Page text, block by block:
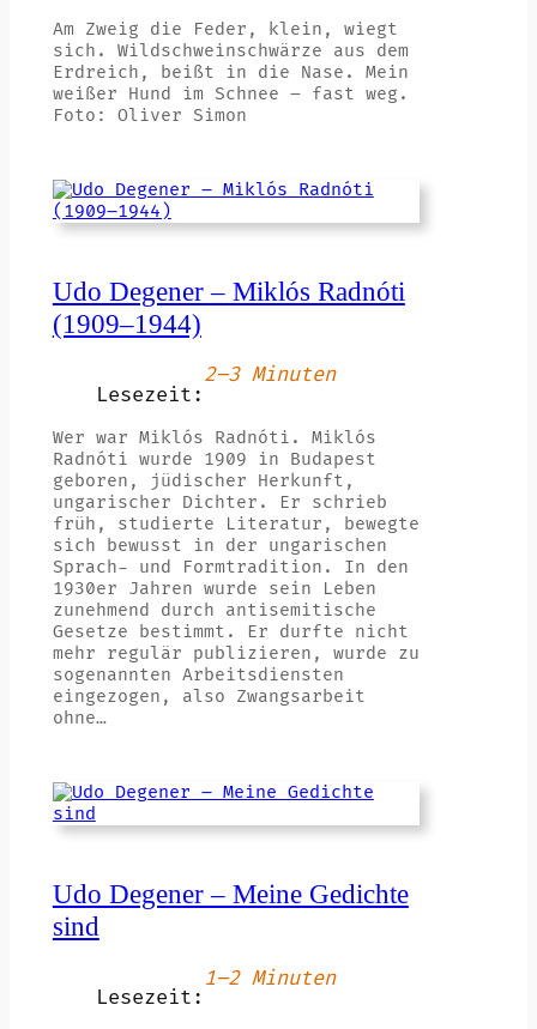
Am Zweig die Feder, klein, wiegt
sich. Wildschweinschwärze aus dem
Erdreich, beißt in die Nase. Mein
weißer Hund im Schnee – fast weg.
Foto: Oliver Simon
Udo Degener – Miklós Radnóti
(1909–1944)
Lesezeit:
2–3 Minuten
Wer war Miklós Radnóti. Miklós
Radnóti wurde 1909 in Budapest
geboren, jüdischer Herkunft,
ungarischer Dichter. Er schrieb
früh, studierte Literatur, bewegte
sich bewusst in der ungarischen
Sprach- und Formtradition. In den
1930er Jahren wurde sein Leben
zunehmend durch antisemitische
Gesetze bestimmt. Er durfte nicht
mehr regulär publizieren, wurde zu
sogenannten Arbeitsdiensten
eingezogen, also Zwangsarbeit
ohne…
Udo Degener – Meine Gedichte
sind
Lesezeit:
1–2 Minuten